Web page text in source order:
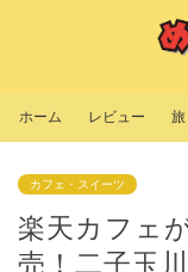
ホーム レビュー 旅
カフェ・スイーツ
楽天カフェ
売！二子玉